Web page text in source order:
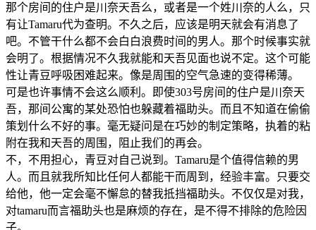
那个房间的住户是川奈天吾么，或者是一个姓川奈的人么，只
有让Tamaru代为查明。不久之后，应该是明天就会有消息了
吧。不管干什么都不会白白浪费时间的男人。那个时候事实就
会明了。根据情况不久我就能和天吾见面也说不定。这个可能
性让青豆呼吸困难起来。像是周围的空气急速的变得稀薄。
可是也许事情不会这么顺利。即使303号房间的住户是川奈天
吾，那间公寓的某处恐怕也躲藏着福助头。而且不知道在偷偷
策划什么不好的事。毫无疑问是在巧妙的制定策略，执着的粘
附在我和天吾的周围，阻止我们的再会。
不，不用担心，青豆对自己说到。Tamaru是个值得信赖的男
人。而且就我所知比任何人都能干而周到，经验丰富。只要交
给他，他一定会毫不懈怠的替我抵挡福助头。不仅仅是对我，
对tamaru而言福助头也是麻烦的存在，是不得不排除的危险因
子。